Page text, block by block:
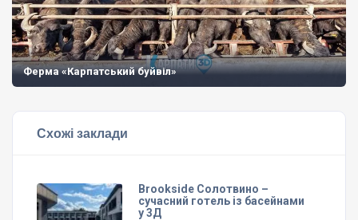
Ферма «Карпатський буйвіл»
Схожі заклади
Brookside Солотвино –
сучасний готель із басейнами
у 3Д